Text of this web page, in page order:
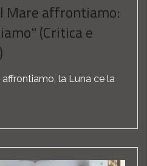
Mare affrontiamo:
(Critica e
affrontiamo, la Luna ce la